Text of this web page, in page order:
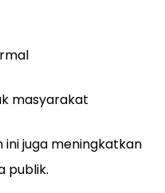
masyarakat
juga meningkatkan
publik.